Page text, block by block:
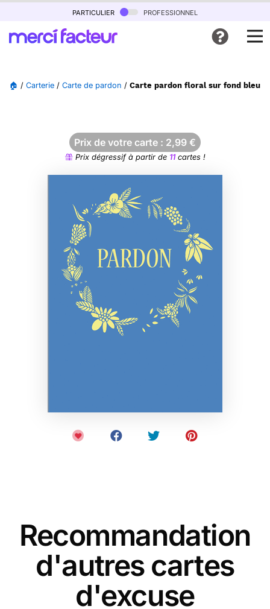
particulier professionnel
🏠 / Carterie / Carte de pardon / Carte pardon floral sur fond bleu
Prix de votre carte : 2,99 €
Prix dégressif à partir de 11cartes !
Recommandation
d'autres cartes
d'excuse